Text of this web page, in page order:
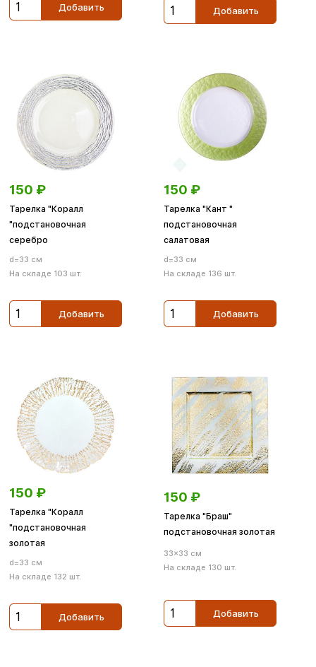
Добавить Добавить
150 ₽
Тарелка "Коралл
"подстановочная
серебро
d=33 см
На складе 103 шт.
Добавить
150 ₽
Тарелка "Кант "
подстановочная
салатовая
d=33 см
На складе 136 шт.
Добавить
150 ₽
Тарелка "Коралл
"подстановочная
золотая
d=33 см
На складе 132 шт.
Добавить
150 ₽
Тарелка "Браш"
подстановочная золотая
33×33 см
На складе 130 шт.
Добавить